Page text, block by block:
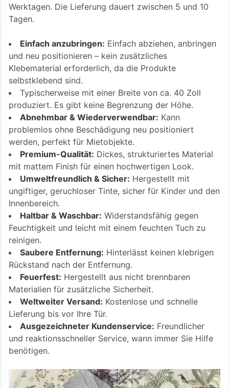
Werktagen. Die Lieferung dauert zwischen 5 und 10
Tagen.
Einfach anzubringen: Einfach abziehen, anbringen
und neu positionieren – kein zusätzliches
Klebematerial erforderlich, da die Produkte
selbstklebend sind.
Typischerweise mit einer Breite von ca. 40 Zoll
produziert. Es gibt keine Begrenzung der Höhe.
Abnehmbar & Wiederverwendbar: Kann
problemlos ohne Beschädigung neu positioniert
werden, perfekt für Mietobjekte.
Premium-Qualität: Dickes, strukturiertes Material
mit mattem Finish für einen hochwertigen Look.
Umweltfreundlich & Sicher: Hergestellt mit
ungiftiger, geruchloser Tinte, sicher für Kinder und den
Innenbereich.
Haltbar & Waschbar: Widerstandsfähig gegen
Feuchtigkeit und leicht mit einem feuchten Tuch zu
reinigen.
Saubere Entfernung: Hinterlässt keinen klebrigen
Rückstand nach der Entfernung.
Feuerfest: Hergestellt aus nicht brennbaren
Materialien für zusätzliche Sicherheit.
Weltweiter Versand: Kostenlose und schnelle
Lieferung bis vor Ihre Tür.
Ausgezeichneter Kundenservice: Freundlicher
und reaktionsschneller Service, wann immer Sie Hilfe
benötigen.